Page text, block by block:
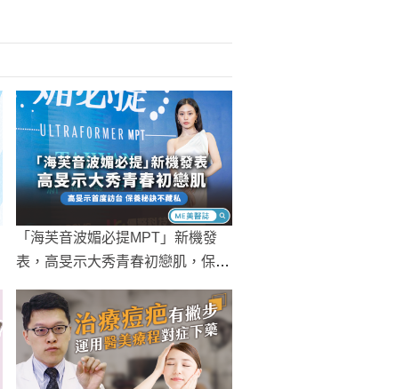
「海芙音波媚必提MPT」新機發
表，高旻示大秀青春初戀肌，保養